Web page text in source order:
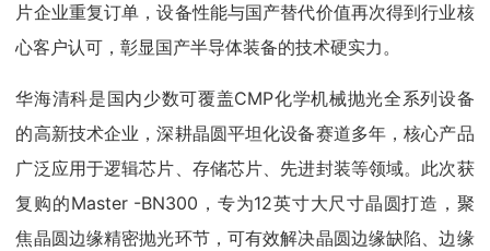
片企业重复订单，设备性能与国产替代价值再次得到行业核
心客户认可，彰显国产半导体装备的技术硬实力。
华海清科是国内少数可覆盖CMP化学机械抛光全系列设备
的高新技术企业，深耕晶圆平坦化设备赛道多年，核心产品
广泛应用于逻辑芯片、存储芯片、先进封装等领域。此次获
复购的Master -BN300，专为12英寸大尺寸晶圆打造，聚
焦晶圆边缘精密抛光环节，可有效解决晶圆边缘缺陷、边缘